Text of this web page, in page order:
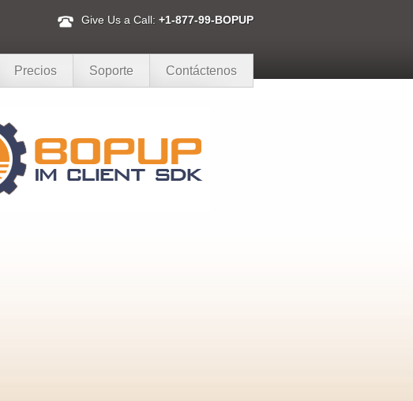
Give Us a Call: +1-877-99-BOPUP
Precios Soporte Contáctenos